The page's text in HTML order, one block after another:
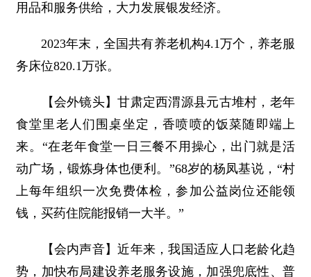
用品和服务供给，大力发展银发经济。
2023年末，全国共有养老机构4.1万个，养老服
务床位820.1万张。
【会外镜头】甘肃定西渭源县元古堆村，老年
食堂里老人们围桌坐定，香喷喷的饭菜随即端上
来。“在老年食堂一日三餐不用操心，出门就是活
动广场，锻炼身体也便利。”68岁的杨凤基说，“村
上每年组织一次免费体检，参加公益岗位还能领
钱，买药住院能报销一大半。”
【会内声音】近年来，我国适应人口老龄化趋
势，加快布局建设养老服务设施，加强兜底性、普